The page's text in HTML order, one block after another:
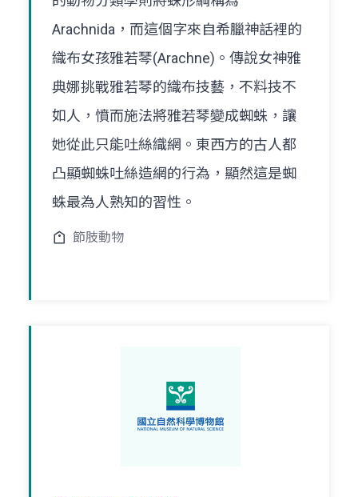
Arachnida，而這個字來自希臘神話裡的
織布女孩雅若琴(Arachne)。傳說女神雅
典娜挑戰雅若琴的織布技藝，不料技不
如人，憤而施法將雅若琴變成蜘蛛，讓
她從此只能吐絲織網。東西方的古人都
凸顯蜘蛛吐絲造網的行為，顯然這是蜘
蛛最為人熟知的習性。
節肢動物